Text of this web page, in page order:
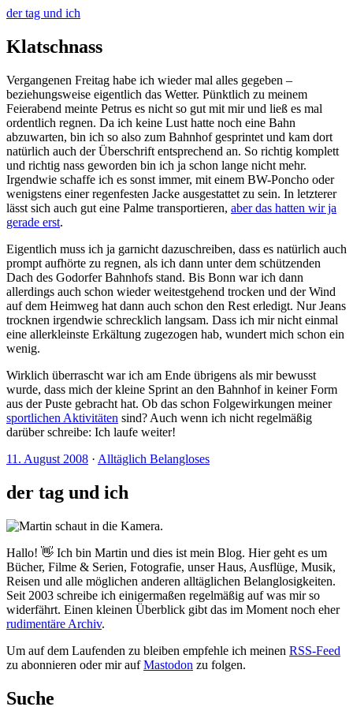
der tag und ich
Klatschnass
Vergangenen Freitag habe ich wieder mal alles gegeben –
beziehungsweise eigentlich das Wetter. Pünktlich zu meinem
Feierabend meinte Petrus es nicht so gut mit mir und ließ es mal
ordentlich regnen. Da ich keine Lust hatte noch eine Bahn
abzuwarten, bin ich so also zum Bahnhof gesprintet und kam dort
natürlich auch der Überschrift entsprechend an. So richtig komplett
und richtig nass geworden bin ich ja schon lange nicht mehr.
Irgendwie schaffe ich es sonst immer, mit einem BW-Poncho oder
wenigstens einer regenfesten Jacke ausgestattet zu sein. In letzterer
lässt sich auch gut eine Palme transportieren, aber das hatten wir ja
gerade erst.
Eigentlich muss ich ja garnicht dazuschreiben, dass es natürlich auch
prompt aufhörte zu regnen, als ich dann unter dem schützenden
Dach des Godorfer Bahnhofs stand. Bis Bonn war ich dann
allerdings auch schon wieder weitestgehend trocken und der Wind
auf dem Heimweg hat dann auch schon den Rest erledigt. Nur Jeans
trocknen irgendwie schrecklich langsam. Dass ich mir nicht einmal
eine allerkleinste Erkältung zugezogen hab, wundert mich schon ein
wenig.
Wirklich überrascht war ich am Ende übrigens als mir bewusst
wurde, dass mich der kleine Sprint an den Bahnhof in keiner Form
aus der Puste gebracht hat. Ob das schon Folgewirkungen meiner
sportlichen Aktivitäten sind? Auch wenn ich nicht regelmäßig
darüber schreibe: Ich laufe weiter!
11. August 2008 · Alltäglich Belangloses
der tag und ich
Hallo! 👋 Ich bin Martin und dies ist mein Blog. Hier geht es um
Bücher, Filme & Serien, Fotografie, unser Haus, Ausflüge, Musik,
Reisen und alle möglichen anderen alltäglichen Belanglosigkeiten.
Seit 2003 schreibe ich einigermaßen regelmäßig auf was mir so
widerfährt. Einen kleinen Überblick gibt das im Moment noch eher
rudimentäre Archiv.
Um auf dem Laufenden zu bleiben empfehle ich meinen RSS-Feed
zu abonnieren oder mir aufMastodon zu folgen.
Suche